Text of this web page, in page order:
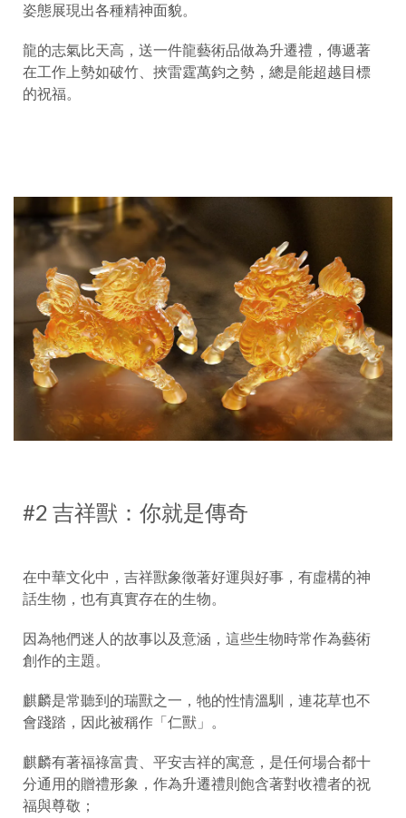
姿態展現出各種精神面貌。
龍的志氣比天高，送一件龍藝術品做為升遷禮，傳遞著
在工作上勢如破竹、挾雷霆萬鈞之勢，總是能超越目標
的祝福。
#2 吉祥獸：你就是傳奇
在中華文化中，吉祥獸象徵著好運與好事，有虛構的神
話生物，也有真實存在的生物。
因為牠們迷人的故事以及意涵，這些生物時常作為藝術
創作的主題。
麒麟是常聽到的瑞獸之一，牠的性情溫馴，連花草也不
會踐踏，因此被稱作「仁獸」。
麒麟有著福祿富貴、平安吉祥的寓意，是任何場合都十
分通用的贈禮形象，作為升遷禮則飽含著對收禮者的祝
福與尊敬；